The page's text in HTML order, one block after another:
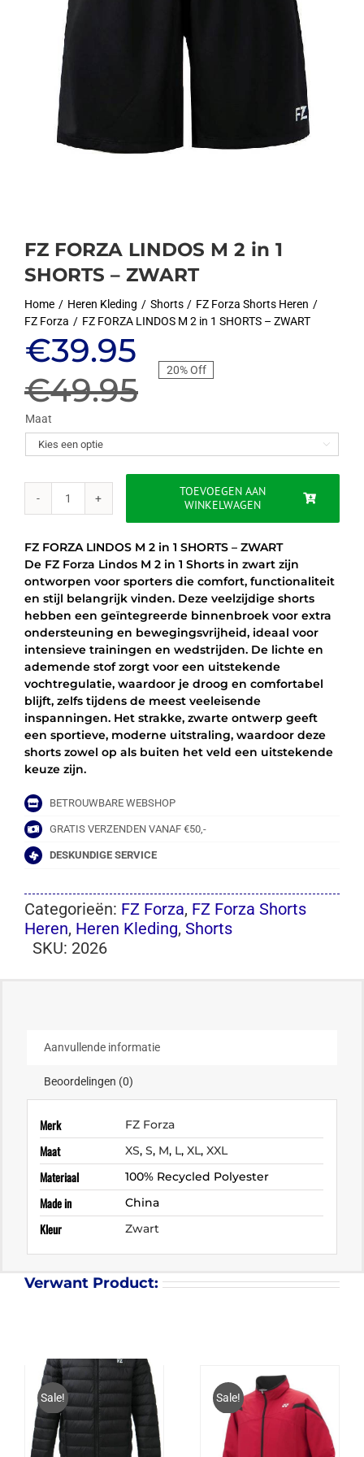
FZ FORZA LINDOS M 2 in 1
SHORTS – ZWART
Home Heren Kleding Shorts
FZ Forza Shorts Heren
FZ Forza
FZ FORZA LINDOS M 2 in 1 SHORTS – ZWART
€49.95
Oorspronkelijke
prijs
was:
€49.95.
€39.95
Huidige
prijs
is:
€39.95.
20% Off
Maat

FZ
in
SHORTS
ZWART
aantal
TOEVOEGEN AAN
WINKELWAGEN
FZ FORZA LINDOS M 2 in 1 SHORTS – ZWART
De FZ Forza Lindos M 2 in 1 Shorts in zwart zijn
ontworpen voor sporters die comfort, functionaliteit
en stijl belangrijk vinden. Deze veelzijdige shorts
hebben een geïntegreerde binnenbroek voor extra
ondersteuning en bewegingsvrijheid, ideaal voor
intensieve trainingen en wedstrijden. De lichte en
ademende stof zorgt voor een uitstekende
vochtregulatie, waardoor je droog en comfortabel
blijft, zelfs tijdens de meest veeleisende
inspanningen. Het strakke, zwarte ontwerp geeft
een sportieve, moderne uitstraling, waardoor deze
shorts zowel op als buiten het veld een uitstekende
keuze zijn.
BETROUWBARE WEBSHOP
GRATIS VERZENDEN VANAF €50,-
DESKUNDIGE SERVICE
Categorieën: FZ Forza, FZ Forza Shorts
Heren, Heren Kleding, Shorts
SKU: 2026
Aanvullende informatie
Beoordelingen (0)
Merk FZ Forza
Maat XS,S, M, L,XL,XXL
Materiaal 100% Recycled Polyester
Made in China
Kleur Zwart
Verwant Product:
Sale! Sale!